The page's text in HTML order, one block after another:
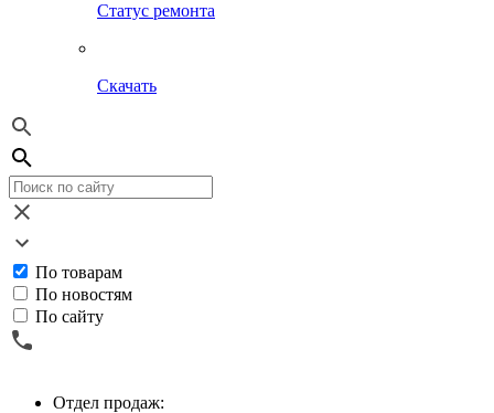
Статус ремонта
Скачать
По товарам
По новостям
По сайту
Отдел продаж: